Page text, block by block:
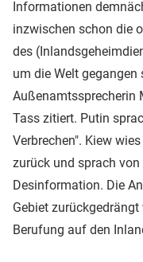
Informationen
inzwischen schon die
des
um die Welt gegangen
Außenamtssprecherin
Tass zitiert. Putin
Verbrechen". Kiew
zurück und sprach
Desinformation. Die
Gebiet
Berufung auf den